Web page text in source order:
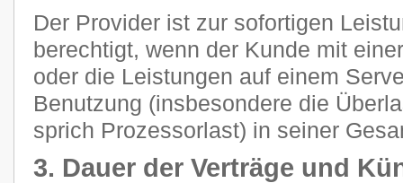
Der Provider ist zur sofortigen
berechtigt, wenn der Kunde mit
oder die Leistungen auf einem
Benutzung (insbesondere die
sprich Prozessorlast) in seiner
3. Dauer der Verträge und